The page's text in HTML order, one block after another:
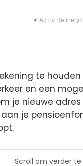
▼ Ad by
te
en een
je nieuwe adres
je
Scroll om verder te